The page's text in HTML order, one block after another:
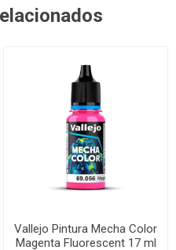
Vallejo Pintura Mecha Color
Magenta Fluorescent 17 ml